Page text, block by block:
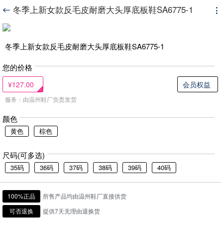
 冬季上新女款反毛皮耐磨大头厚底板鞋SA6775-1 
冬季上新女款反毛皮耐磨大头厚底板鞋SA6775-1
您的价格
¥127.00 会员权益
服务：由温州鞋厂负责发货
颜色
黄色 棕色
尺码(可多选)
35码 36码 37码 38码 39码 40码
100%正品
所售产品均由温州鞋厂直接供货
可否退换
提供7天无理由退换货